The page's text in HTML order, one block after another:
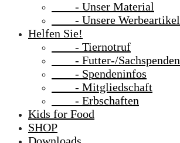
- Unser Material
- Unsere Werbeartikel
Helfen Sie!
- Tiernotruf
- Futter-/Sachspenden
- Spendeninfos
- Mitgliedschaft
- Erbschaften
Kids for Food
SHOP